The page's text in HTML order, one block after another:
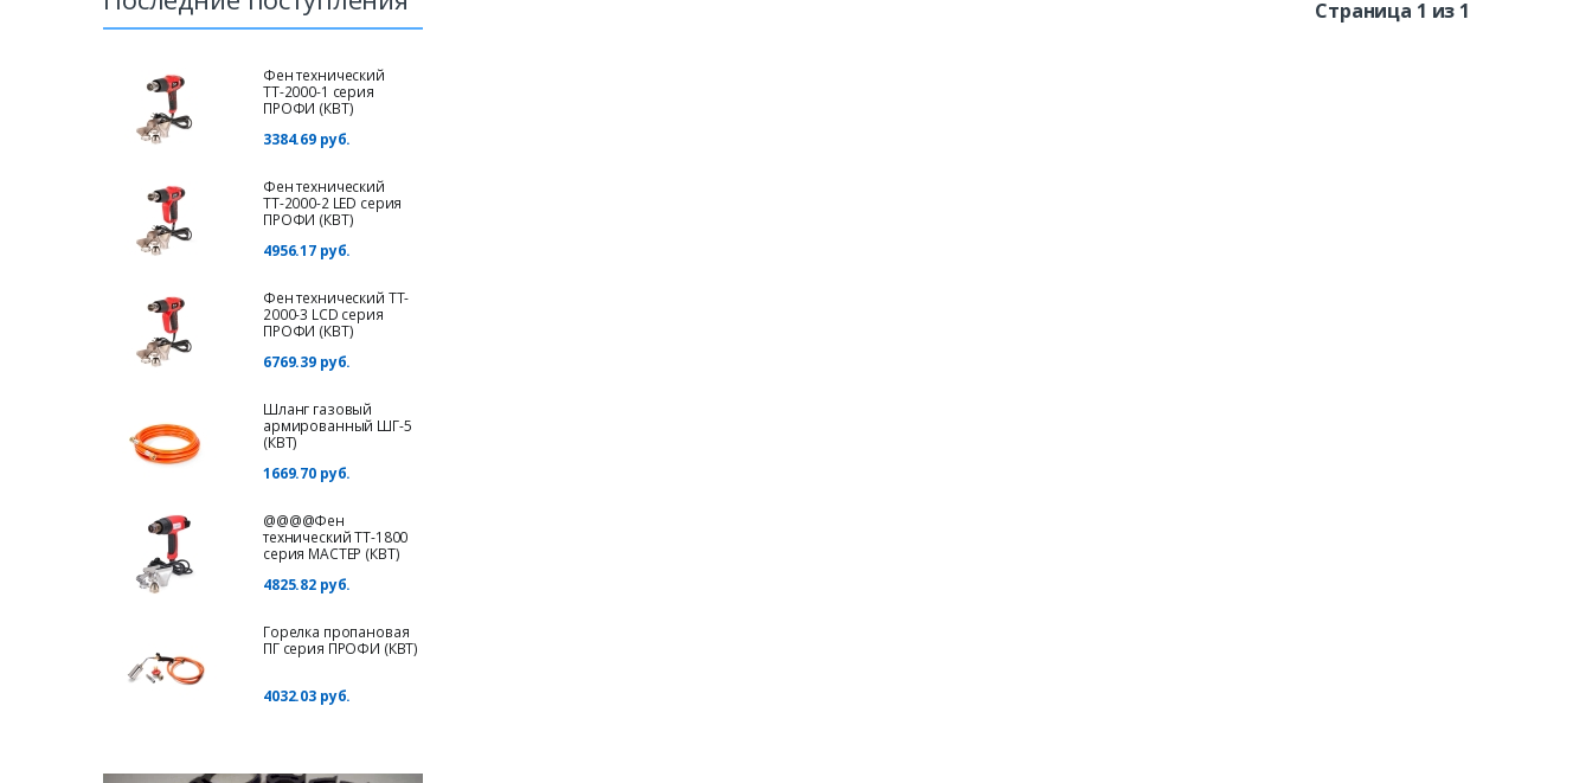
Фен технический
ТТ-2000-1 серия
ПРОФИ (КВТ)
3384.69 руб.
Фен технический
ТТ-2000-2 LED серия
ПРОФИ (КВТ)
4956.17 руб.
Фен технический TT-
2000-3 LCD серия
ПРОФИ (КВТ)
6769.39 руб.
Шланг газовый
армированный ШГ-5
(КВТ)
1669.70 руб.
@@@@Фен
технический ТТ-1800
серия МАСТЕР (КВТ)
4825.82 руб.
Горелка пропановая
ПГ серия ПРОФИ (КВТ)
4032.03 руб.
Страница 1 из 1